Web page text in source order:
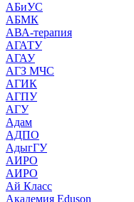
АБиУС
АБМК
АВА-терапия
АГАТУ
АГАУ
АГЗ МЧС
АГИК
АГПУ
АГУ
Адам
АДПО
АдыгГУ
АИРО
АИРО
Ай Класс
Академия Eduson